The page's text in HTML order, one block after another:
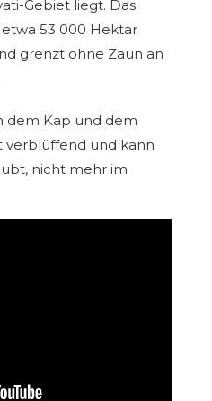
Gebiet liegt. Das
53 000 Hektar
grenzt ohne Zaun an
dem Kap und dem
verblüffend und kann
nicht mehr im